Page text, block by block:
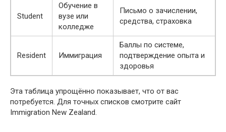
Student
Обучение в
вузе или
колледже
Письмо о зачислении,
средства, страховка
Resident Иммиграция
Баллы по системе,
подтверждение опыта и
здоровья
Эта таблица упрощённо показывает, что от вас
потребуется. Для точных списков смотрите сайт
Immigration New Zealand.